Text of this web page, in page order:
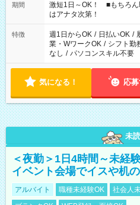
期間
激短1日～OK！ ■もちろ
はアナタ次第！
特徴 週1日からOK / 日払いOK /
業・WワークOK / シフト勤
なし / パソコンスキル不要
気になる！ 応
未読
＜夜勤＞1日4時間～未経
イベント会場でイスや机
アルバイト 職種未経験OK 社会人